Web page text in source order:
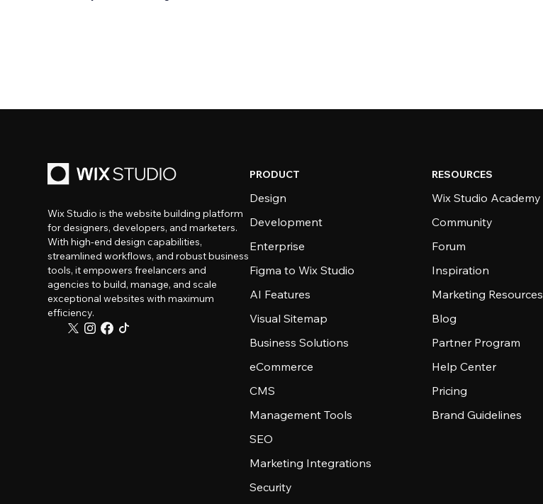
Wix Studio is the website building platform
for designers, developers, and marketers.
With high-end design capabilities,
streamlined workflows, and robust business
tools, it empowers freelancers and
agencies to build, manage, and scale
exceptional websites with maximum
efficiency.
PRODUCT
Design
Development
Enterprise
Figma to Wix Studio
AI Features
Visual Sitemap
Business Solutions
eCommerce
CMS
Management Tools
SEO
Marketing Integrations
Security
RESOURCES
Wix Studio Academy
Community
Forum
Inspiration
Marketing Resources
Blog
Partner Program
Help Center
Pricing
Brand Guidelines